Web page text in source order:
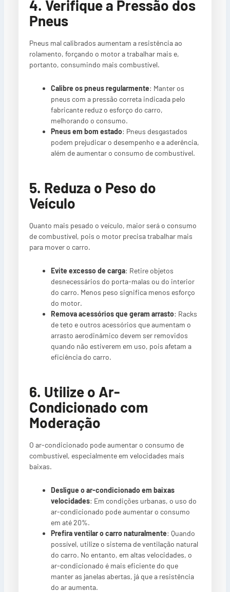
4. Verifique a Pressão dos
Pneus
Pneus mal calibrados aumentam a resistência ao
rolamento, forçando o motor a trabalhar mais e,
portanto, consumindo mais combustível.
Calibre os pneus regularmente: Manter os
pneus com a pressão correta indicada pelo
fabricante reduz o esforço do carro,
melhorando o consumo.
Pneus em bom estado: Pneus desgastados
podem prejudicar o desempenho e a aderência,
além de aumentar o consumo de combustível.
5. Reduza o Peso do
Veículo
Quanto mais pesado o veículo, maior será o consumo
de combustível, pois o motor precisa trabalhar mais
para mover o carro.
Evite excesso de carga: Retire objetos
desnecessários do porta-malas ou do interior
do carro. Menos peso significa menos esforço
do motor.
Remova acessórios que geram arrasto: Racks
de teto e outros acessórios que aumentam o
arrasto aerodinâmico devem ser removidos
quando não estiverem em uso, pois afetam a
eficiência do carro.
6. Utilize o Ar-
Condicionado com
Moderação
O ar-condicionado pode aumentar o consumo de
combustível, especialmente em velocidades mais
baixas.
Desligue o ar-condicionado em baixas
velocidades: Em condições urbanas, o uso do
ar-condicionado pode aumentar o consumo
em até 20%.
Prefira ventilar o carro naturalmente: Quando
possível, utilize o sistema de ventilação natural
do carro. No entanto, em altas velocidades, o
ar-condicionado é mais eficiente do que
manter as janelas abertas, já que a resistência
do ar aumenta.